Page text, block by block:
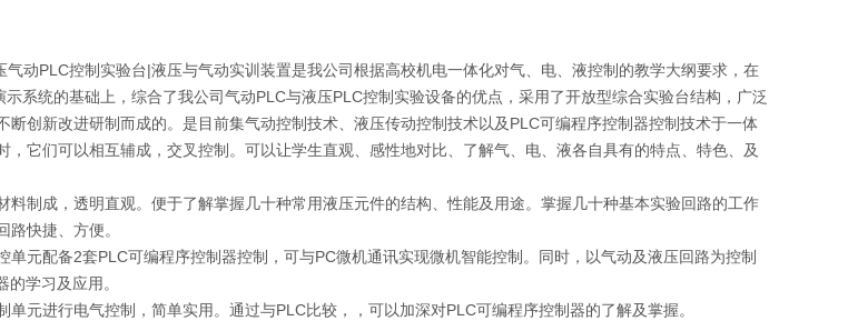
气动PLC控制实验台|液压与气动实训装置是我公司根据高校机电一体化对气、电、液控制的教学大纲要求，在
系统的基础上，综合了我公司气动PLC与液压PLC控制实验设备的优点，采用了开放型综合实验台结构，广泛
断创新改进研制而成的。是目前集气动控制技术、液压传动控制技术以及PLC可编程序控制器控制技术于一体
，它们可以相互辅成，交叉控制。可以让学生直观、感性地对比、了解气、电、液各自具有的特点、特色、及
制成，透明直观。便于了解掌握几十种常用液压元件的结构、性能及用途。掌握几十种基本实验回路的工作
快捷、方便。
元配备2套PLC可编程序控制器控制，可与PC微机通讯实现微机智能控制。同时，以气动及液压回路为控制
学习及应用。
进行电气控制，简单实用。通过与PLC比较，，可以加深对PLC可编程序控制器的了解及掌握。